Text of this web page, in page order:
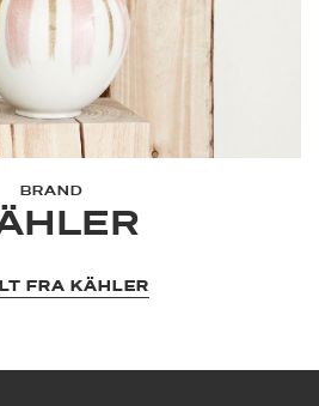
BRAND
FRA KÄHLER